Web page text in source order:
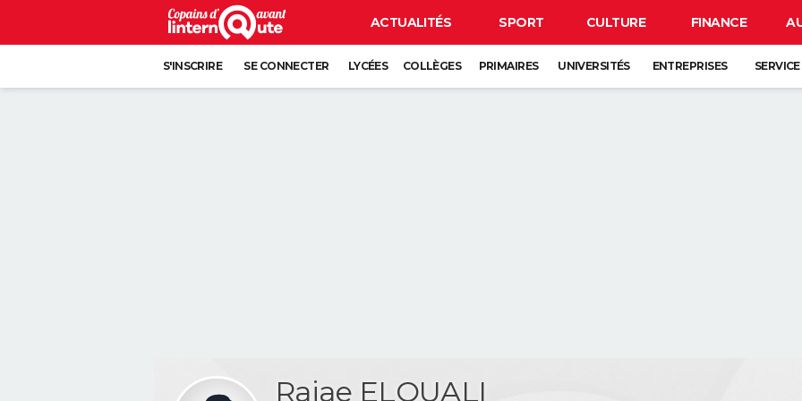
ACTUALITÉS SPORT CULTURE FINANCE
S'INSCRIRE SE CONNECTER LYCÉES COLLÈGES PRIMAIRES UNIVERSITÉS ENTREPRISES
Rajae ELOUALI